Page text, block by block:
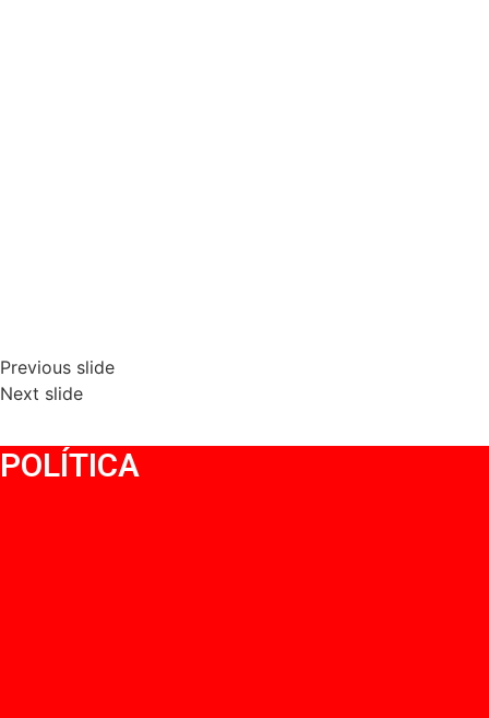
Previous slide
Next slide
POLÍTICA